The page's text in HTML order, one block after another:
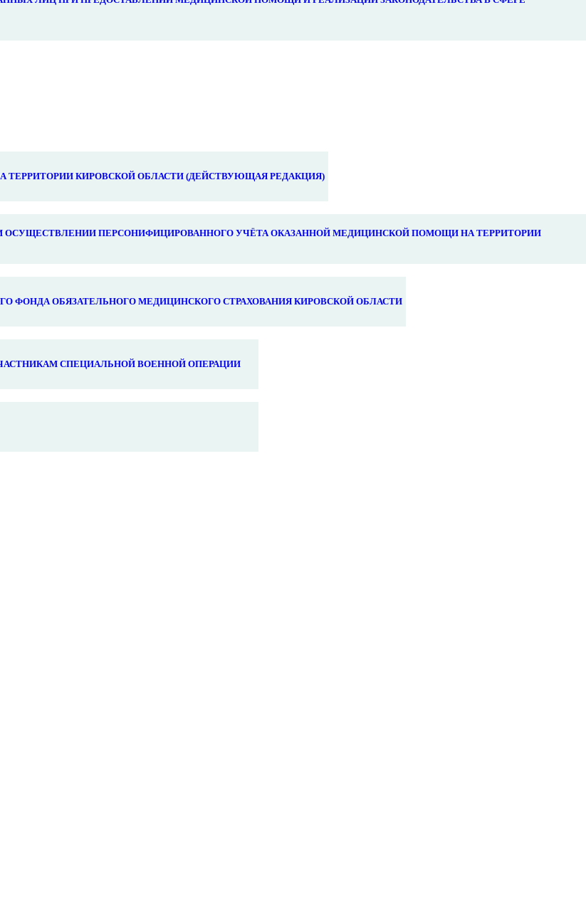
КИРОВСКОЙ ОБЛАСТИ (ДЕЙСТВУЮЩАЯ РЕДАКЦИЯ)
ПЕРСОНИФИЦИРОВАННОГО УЧЁТА ОКАЗАННОЙ МЕДИЦИНСКОЙ ПОМОЩИ НА ТЕРРИТОРИИ
ФОНДА ОБЯЗАТЕЛЬНОГО МЕДИЦИНСКОГО СТРАХОВАНИЯ КИРОВСКОЙ ОБЛАСТИ
СПЕЦИАЛЬНОЙ ВОЕННОЙ ОПЕРАЦИИ